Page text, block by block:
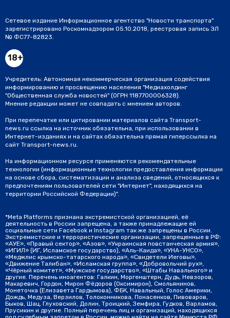
Сетевое издание Информационное агентство "Новости транспорта"
зарегистрировано Роскомнадзором 05.10.2018, реестровая запись ЭЛ
№ ФС77-82823.
18+
Учредитель: Автономная некоммерческая организация содействия
информированию и просвещению населения "Медиахолдинг
"Общественная служба новостей" (ОГРН 1187700006328).
Мнение редакции может не совпадать с мнением авторов.
При перепечатке или цитировании материалов сайта Transport-
news.ru ссылка на источник обязательна, при использовании в
Интернет-изданиях и на сайтах обязательна прямая гиперссылка на
сайт Transport-news.ru.
На информационном ресурсе применяются рекомендательные
технологии (информационные технологии предоставления информации
на основе сбора, систематизации и анализа сведений, относящихся к
предпочтениям пользователей сети "Интернет", находящихся на
территории Российской Федерации)".
*Meta Platforms признана экстремистской организацией, её
деятельность в России запрещена, а также принадлежащие ей
социальные сети Facebook и Instagram так же запрещены в России.
Экстремистские и террористические организации, запрещенные в РФ:
«АУЕ», «Правый сектор», «Азов», «Украинская повстанческая армия»,
«ИГИЛ» (ИГ, Исламское государство), «Аль-Каида», «УНА-УНСО»,
«Меджлис крымско-татарского народа», «Свидетели Иеговы»,
«Движение Талибан», «Исламская группа», «Добровольчий рух»,
«Чёрный комитет», «Мужское государство», «Штабы Навального» и
другие. Перечень иноагентов: Галкин, Моргенштерн, Дудь, Невзоров,
Макаревич, Гордон, Мирон Фёдоров (Оксимирон), Смольянинов,
Монеточка (Елизавета Гардымова), ФБК, Навальный, Голос Америки,
Дождь, Медуза, Верзилов, Толоконникова, Понасенков, Пивоваров,
Быков, Шац, Глуховский, Долин, Троицкий, Земфира, Гудков, Варламов,
Прусикин и другие. Полный перечень лиц и организаций, находящихся